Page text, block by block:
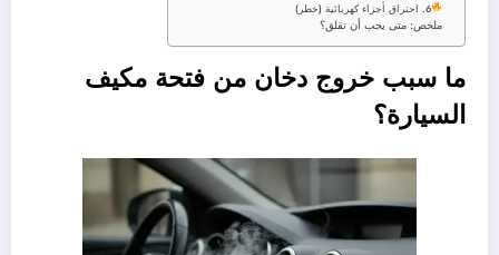
6. احتراق أجزاء كهربائية (خطر)
ملخص: متى يجب أن تقلق؟
ما سبب خروج دخان من فتحة مكيف
السيارة؟